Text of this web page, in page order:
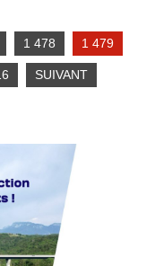
1 478 1 479
SUIVANT